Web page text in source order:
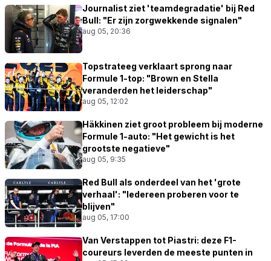
Journalist ziet 'teamdegradatie' bij Red
Bull: "Er zijn zorgwekkende signalen"
aug 05, 20:36
Topstrateeg verklaart sprong naar
Formule 1-top: "Brown en Stella
veranderden het leiderschap"
aug 05, 12:02
Häkkinen ziet groot probleem bij moderne
Formule 1-auto: "Het gewicht is het
grootste negatieve"
aug 05, 9:35
Red Bull als onderdeel van het 'grote
verhaal': "Iedereen proberen voor te
blijven"
aug 05, 17:00
Van Verstappen tot Piastri: deze F1-
coureurs leverden de meeste punten in